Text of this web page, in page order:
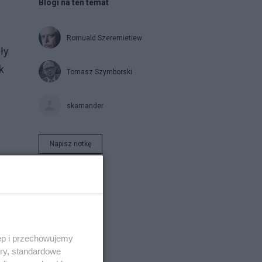
Blogi na ten temat
Romuald Szeremietiew
Tomasz Szymborski
skamander
Napisz notkę
i przechowujemy
standardowe